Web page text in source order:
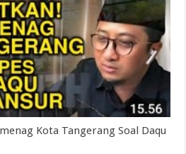
Kota Tangerang Soal Daqu